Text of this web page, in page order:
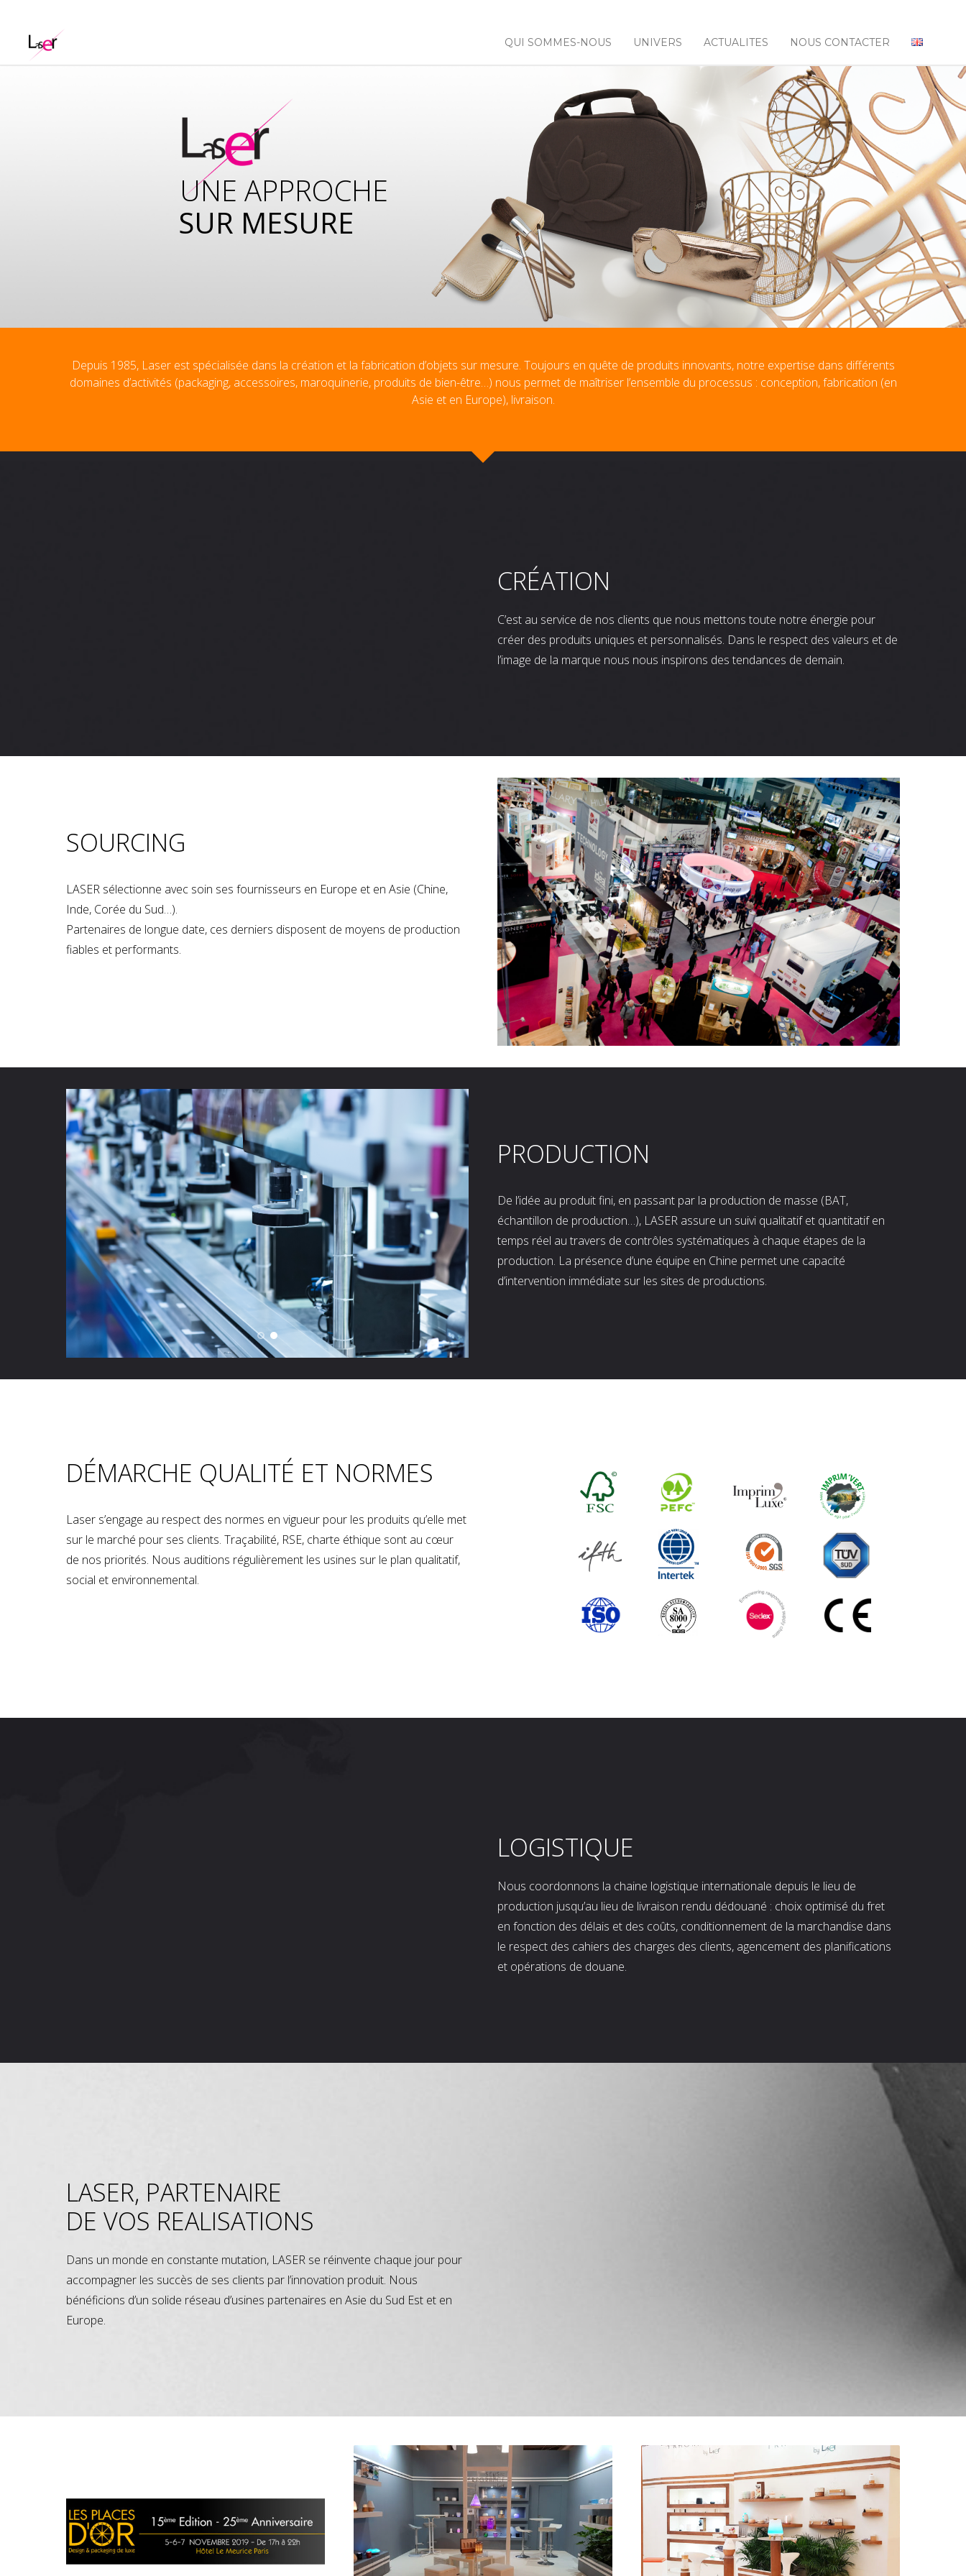
QUI SOMMES-NOUS UNIVERS ACTUALITES NOUS CONTACTER
SUR MESURE
UNE APPROCHE
Depuis 1985, Laser est spécialisée dans la création et la fabrication d’objets sur mesure. Toujours en quête de produits innovants, notre expertise dans différents
domaines d’activités (packaging, accessoires, maroquinerie, produits de bien-être…) nous permet de maîtriser l’ensemble du processus : conception, fabrication (en
Asie et en Europe), livraison.
CRÉATION
C’est au service de nos clients que nous mettons toute notre énergie pour
créer des produits uniques et personnalisés. Dans le respect des valeurs et de
l’image de la marque nous nous inspirons des tendances de demain.
SOURCING
LASER sélectionne avec soin ses fournisseurs en Europe et en Asie (Chine,
Inde, Corée du Sud…).
Partenaires de longue date, ces derniers disposent de moyens de production
fiables et performants.
PRODUCTION
De l’idée au produit fini, en passant par la production de masse (BAT,
échantillon de production…), LASER assure un suivi qualitatif et quantitatif en
temps réel au travers de contrôles systématiques à chaque étapes de la
production. La présence d’une équipe en Chine permet une capacité
d’intervention immédiate sur les sites de productions.
DÉMARCHE QUALITÉ ET NORMES
Laser s’engage au respect des normes en vigueur pour les produits qu’elle met
sur le marché pour ses clients. Traçabilité, RSE, charte éthique sont au cœur
de nos priorités. Nous auditions régulièrement les usines sur le plan qualitatif,
social et environnemental.
LOGISTIQUE
Nous coordonnons la chaine logistique internationale depuis le lieu de
production jusqu’au lieu de livraison rendu dédouané : choix optimisé du fret
en fonction des délais et des coûts, conditionnement de la marchandise dans
le respect des cahiers des charges des clients, agencement des planifications
et opérations de douane.
LASER, PARTENAIRE
DE VOS REALISATIONS
Dans un monde en constante mutation, LASER se réinvente chaque jour pour
accompagner les succès de ses clients par l’innovation produit. Nous
bénéficions d’un solide réseau d’usines partenaires en Asie du Sud Est et en
Europe.